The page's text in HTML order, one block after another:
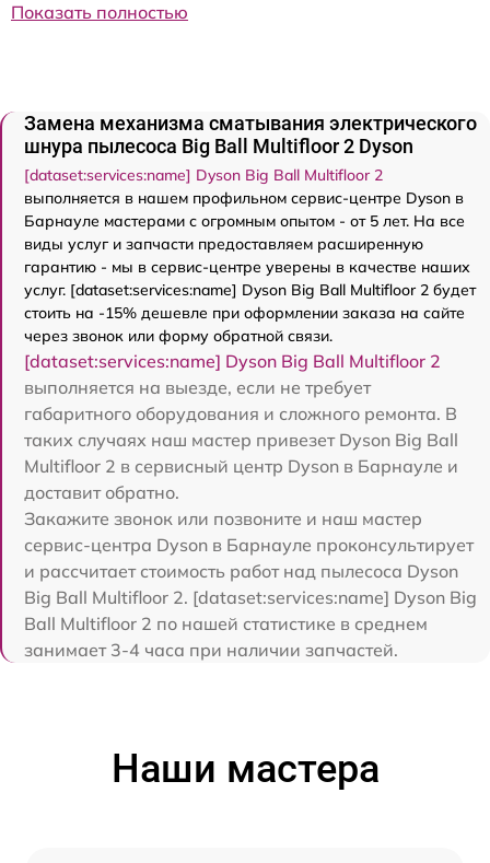
Показать полностью
Замена механизма сматывания электрического
шнура пылесоса Big Ball Multifloor 2 Dyson
[dataset:services:name] Dyson Big Ball Multifloor 2
выполняется в нашем профильном сервис-центре Dyson в
Барнауле мастерами с огромным опытом - от 5 лет. На все
виды услуг и запчасти предоставляем расширенную
гарантию - мы в сервис-центре уверены в качестве наших
услуг. [dataset:services:name] Dyson Big Ball Multifloor 2 будет
стоить на -15% дешевле при оформлении заказа на сайте
через звонок или форму обратной связи.
[dataset:services:name] Dyson Big Ball Multifloor 2
выполняется на выезде, если не требует
габаритного оборудования и сложного ремонта. В
таких случаях наш мастер привезет Dyson Big Ball
Multifloor 2 в сервисный центр Dyson в Барнауле и
доставит обратно.
Закажите звонок или позвоните и наш мастер
сервис-центра Dyson в Барнауле проконсультирует
и рассчитает стоимость работ над пылесоса Dyson
Big Ball Multifloor 2. [dataset:services:name] Dyson Big
Ball Multifloor 2 по нашей статистике в среднем
занимает 3-4 часа при наличии запчастей.
Наши мастера